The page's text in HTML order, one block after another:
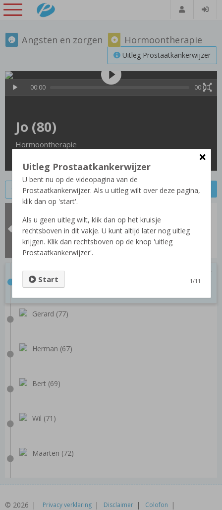
Angsten en zorgen Hormoontherapie
Uitleg Prostaatkankerwijzer
Jo (80)
Hormoontherapie
00:00 00:00
Video bewaren Volgende video
Vorige video
Alle video's
Prostaatpaspoort
Wat is Hormoontherapie?
Jo (80)
Gerard (77)
Herman (67)
Bert (69)
Wil (71)
Maarten (72)
© 2026 Privacy verklaring Disclaimer Colofon
Uitleg Prostaatkankerwijzer
U bent nu op de videopagina van de
Prostaatkankerwijzer. Als u uitleg wilt over deze pagina,
klik dan op 'start'.
Als u geen uitleg wilt, klik dan op het kruisje
rechtsboven in dit vakje. U kunt altijd later nog uitleg
krijgen. Klik dan rechtsboven op de knop 'uitleg
Prostaatkankerwijzer'.
Start 1/11